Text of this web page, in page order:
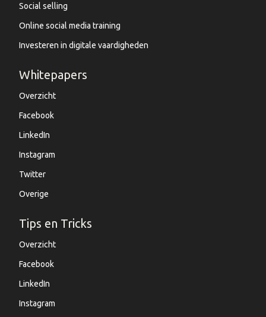
Social selling
Online social media training
Investeren in digitale vaardigheden
Whitepapers
Overzicht
Facebook
LinkedIn
Instagram
Twitter
Overige
Tips en Tricks
Overzicht
Facebook
LinkedIn
Instagram